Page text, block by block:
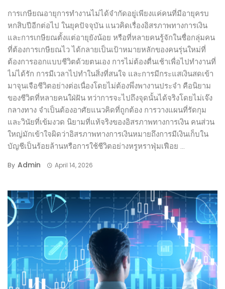
การเกษียณอายุการทำงานไม่ได้จำกัดอยู่เพียงแค่คนที่มีอายุครบ
หกสิบปีอีกต่อไป ในยุคปัจจุบัน แนวคิดเรื่องอิสรภาพทางการเงิน
และการเกษียณตั้งแต่อายุยังน้อย หรือที่หลายคนรู้จักในชื่อกลุ่มคน
ที่ต้องการเกษียณไว ได้กลายเป็นเป้าหมายหลักของคนรุ่นใหม่ที่
ต้องการออกแบบชีวิตด้วยตนเอง การไม่ต้องตื่นเช้าเพื่อไปทำงานที่
ไม่ได้รัก การมีเวลาไปทำในสิ่งที่สนใจ และการมีกระแสเงินสดเข้า
มาจุนเจือชีวิตอย่างต่อเนื่องโดยไม่ต้องพึ่งพางานประจำ คือนิยาม
ของชีวิตที่หลายคนใฝ่ฝัน ทว่าการจะไปถึงจุดนั้นได้จริงโดยไม่เจ๊ง
กลางทาง จำเป็นต้องอาศัยแนวคิดที่ถูกต้อง การวางแผนที่รัดกุม
และวินัยที่เข้มงวด นิยามที่แท้จริงของอิสรภาพทางการเงิน คนส่วน
ใหญ่มักเข้าใจผิดว่าอิสรภาพทางการเงินหมายถึงการมีเงินเก็บใน
บัญชีเป็นร้อยล้านหรือการใช้ชีวิตอย่างหรูหราฟุ่มเฟือย ...
By Admin April 14, 2026